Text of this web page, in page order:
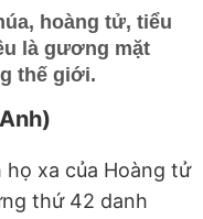
hoàng tử, tiểu
là gương mặt
thế giới.
họ xa của Hoàng tử
thứ 42 danh